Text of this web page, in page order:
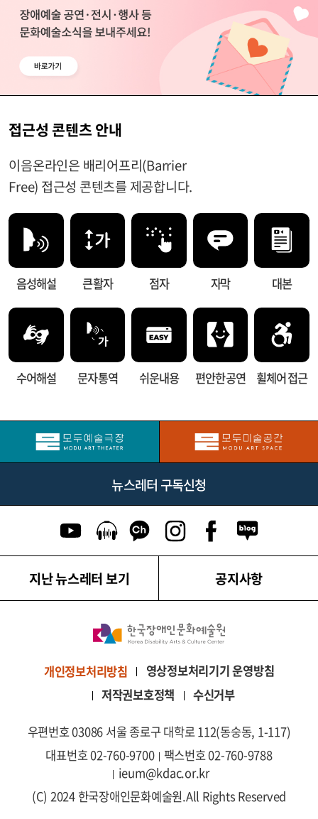
접근성 콘텐츠 안내
이음온라인은 배리어프리(Barrier
Free) 접근성 콘텐츠를 제공합니다.
음성해설 큰 활자 점자 자막 대본
수어해설 문자 통역 쉬운내용 편안한 공연 휠체어 접근
뉴스레터 구독신청
지난 뉴스레터 보기
카카오톡 채널 이동
유튜브 이동팟캐스트 이동 네이버블로
페이스북 이동
인스타그램 이동
공지사항
개인정보처리방침
영상정보처리기기 운영방침
저작권보호정책
수신거부
우편번호 03086 서울 종로구 대학로 112(동숭동, 1-117)
대표번호 02-760-9700 팩스번호 02-760-9788
ieum@kdac.or.kr
(C) 2024 한국장애인문화예술원.All Rights Reserved